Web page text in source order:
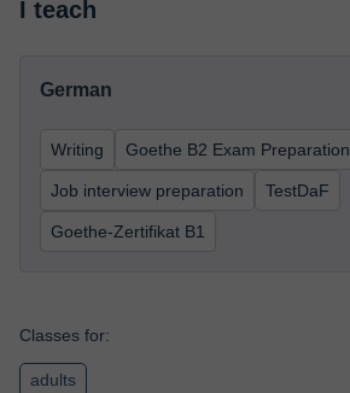
I teach
German
Writing Goethe B2 Exam Preparation
Job interview preparation TestDaF
Goethe-Zertifikat B1
Classes for:
adults